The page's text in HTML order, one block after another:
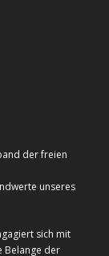
der freien
unseres
sich mit
Belange der